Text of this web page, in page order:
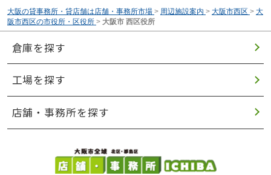
大阪の貸事務所・貸店舗は店舗・事務所市場 > 周辺施設案内 > 大阪市西区 > 大
阪市西区の市役所・区役所 > 大阪市 西区役所
倉庫を探す
工場を探す
店舗・事務所を探す